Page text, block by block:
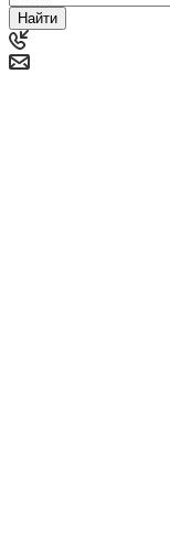
Найти